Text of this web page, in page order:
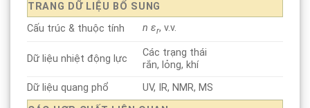
TRANG DỮ LIỆU BỔ SUNG
Cấu trúc & thuộc tính
n εr, v.v.
Dữ liệu nhiệt động lực
Các trạng thái
rắn, lỏng, khí
Dữ liệu quang phổ
UV, IR, NMR, MS